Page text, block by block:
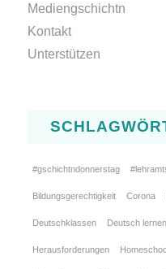
Mediengschichtn
Kontakt
Unterstützen
#gschichtndonnerstag
Bildungsgerechtigkeit Corona
Deutschklassen Deutsch lernen
Herausforderungen